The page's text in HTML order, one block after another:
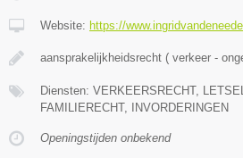
Website: https://
aansprakelijkheidsrecht ( verkeer -
Diensten: VERKEERSRECHT,
FAMILIERECHT, INVORDERINGEN
Openingstijden onbekend